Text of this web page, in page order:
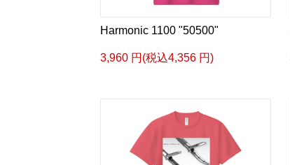
Harmonic 1100 "50500"
3,960 円(税込4,356 円)